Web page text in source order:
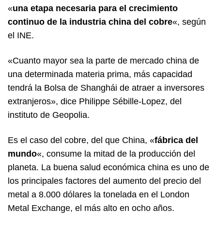
«una etapa necesaria para el crecimiento
continuo de la industria china del cobre«, según
el INE.
«Cuanto mayor sea la parte de mercado china de
una determinada materia prima, más capacidad
tendrá la Bolsa de Shanghái de atraer a inversores
extranjeros», dice Philippe Sébille-Lopez, del
instituto de Geopolia.
Es el caso del cobre, del que China, «fábrica del
mundo«, consume la mitad de la producción del
planeta. La buena salud económica china es uno de
los principales factores del aumento del precio del
metal a 8.000 dólares la tonelada en el London
Metal Exchange, el más alto en ocho años.